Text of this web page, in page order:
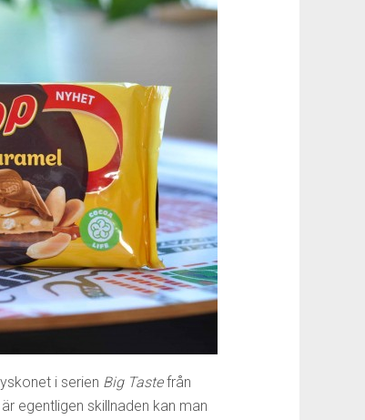
i serien Big Tastefrån
egentligen skillnaden kan man